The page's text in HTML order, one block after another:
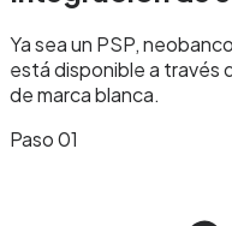
Ya sea un PSP,
está disponible a través
de marca blanca.
Paso 01